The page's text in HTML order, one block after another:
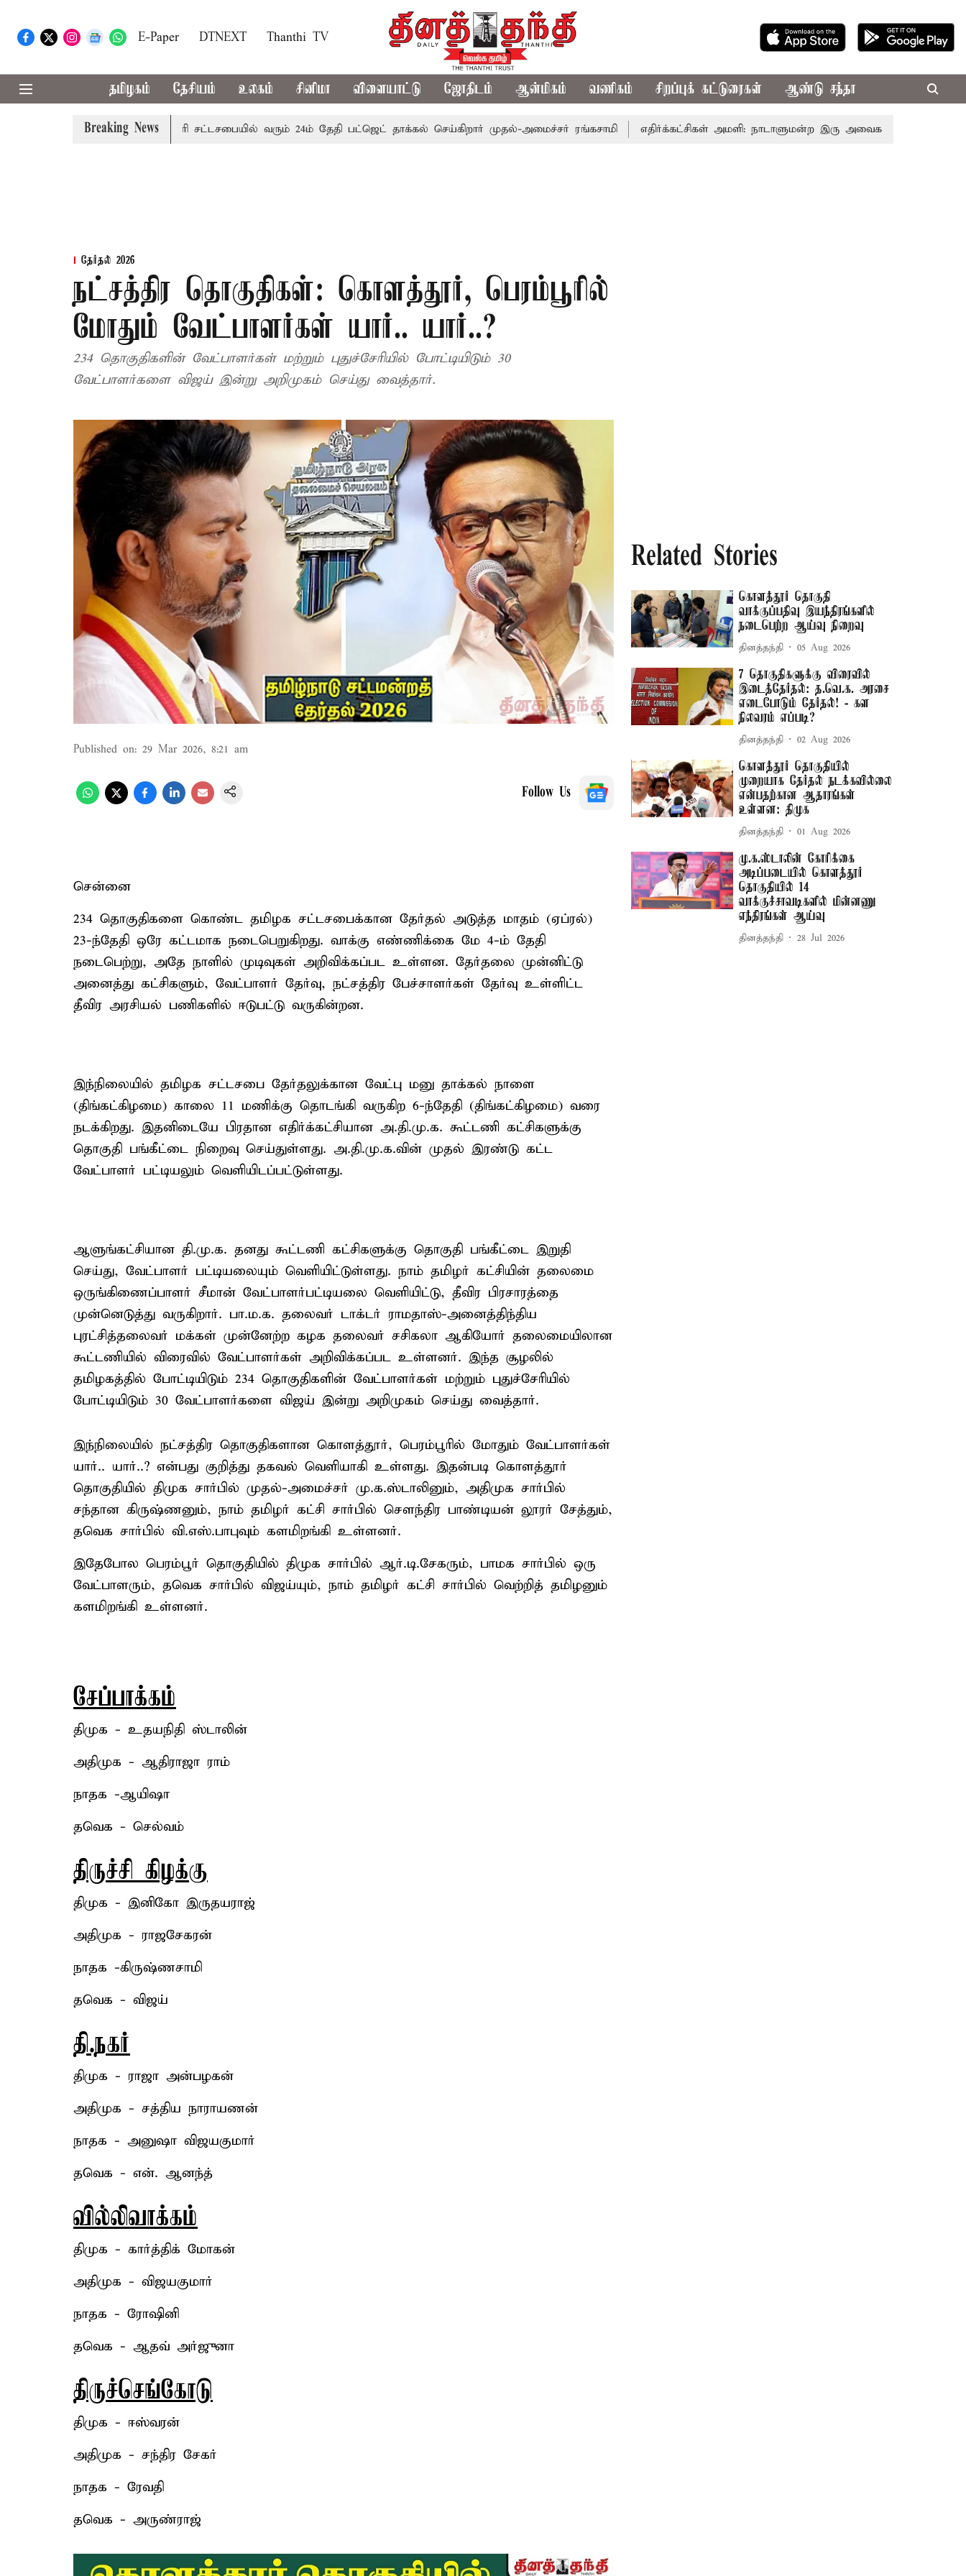
E-Paper DTNEXT Thanthi TV
தமிழகம் தேசியம் உலகம் சினிமா விளையாட்டு ஜோதிடம் ஆன்மிகம் வணிகம் சிறப்புக் கட்டுரைகள் ஆண்டு சந்தா
Breaking News
புதுச்சேரி சட்டசபையில் வரும் 24ம் தேதி பட்ஜெட் தாக்கல் செய்கிறார் முதல்-அமைச்சர் ரங்கசாமி எதிர்க்கட்சிகள் அமளி: நாடாளுமன்ற இரு அவைகளும் திங்கள்கிழமை வரை
தேர்தல் 2026
நட்சத்திர தொகுதிகள்: கொளத்தூர், பெரம்பூரில்
மோதும் வேட்பாளர்கள் யார்.. யார்..?
234 தொகுதிகளின் வேட்பாளர்கள் மற்றும் புதுச்சேரியில் போட்டியிடும் 30
வேட்பாளர்களை விஜய் இன்று அறிமுகம் செய்து வைத்தார்.
Published on: 29 Mar 2026, 8:21 am
Follow Us
சென்னை
234 தொகுதிகளை கொண்ட தமிழக சட்டசபைக்கான தேர்தல் அடுத்த மாதம் (ஏப்ரல்)
23-ந்தேதி ஒரே கட்டமாக நடைபெறுகிறது. வாக்கு எண்ணிக்கை மே 4-ம் தேதி
நடைபெற்று, அதே நாளில் முடிவுகள் அறிவிக்கப்பட உள்ளன. தேர்தலை முன்னிட்டு
அனைத்து கட்சிகளும், வேட்பாளர் தேர்வு, நட்சத்திர பேச்சாளர்கள் தேர்வு உள்ளிட்ட
தீவிர அரசியல் பணிகளில் ஈடுபட்டு வருகின்றன.
இந்நிலையில் தமிழக சட்டசபை தேர்தலுக்கான வேட்பு மனு தாக்கல் நாளை
(திங்கட்கிழமை) காலை 11 மணிக்கு தொடங்கி வருகிற 6-ந்தேதி (திங்கட்கிழமை) வரை
நடக்கிறது. இதனிடையே பிரதான எதிர்க்கட்சியான அ.தி.மு.க. கூட்டணி கட்சிகளுக்கு
தொகுதி பங்கீட்டை நிறைவு செய்துள்ளது. அ.தி.மு.க.வின் முதல் இரண்டு கட்ட
வேட்பாளர் பட்டியலும் வெளியிடப்பட்டுள்ளது.
ஆளுங்கட்சியான தி.மு.க. தனது கூட்டணி கட்சிகளுக்கு தொகுதி பங்கீட்டை இறுதி
செய்து, வேட்பாளர் பட்டியலையும் வெளியிட்டுள்ளது. நாம் தமிழர் கட்சியின் தலைமை
ஒருங்கிணைப்பாளர் சீமான் வேட்பாளர்பட்டியலை வெளியிட்டு, தீவிர பிரசாரத்தை
முன்னெடுத்து வருகிறார். பா.ம.க. தலைவர் டாக்டர் ராமதாஸ்-அனைத்திந்திய
புரட்சித்தலைவர் மக்கள் முன்னேற்ற கழக தலைவர் சசிகலா ஆகியோர் தலைமையிலான
கூட்டணியில் விரைவில் வேட்பாளர்கள் அறிவிக்கப்பட உள்ளனர். இந்த சூழலில்
தமிழகத்தில் போட்டியிடும் 234 தொகுதிகளின் வேட்பாளர்கள் மற்றும் புதுச்சேரியில்
போட்டியிடும் 30 வேட்பாளர்களை விஜய் இன்று அறிமுகம் செய்து வைத்தார்.
இந்நிலையில் நட்சத்திர தொகுதிகளான கொளத்தூர், பெரம்பூரில் மோதும் வேட்பாளர்கள்
யார்.. யார்..? என்பது குறித்து தகவல் வெளியாகி உள்ளது. இதன்படி கொளத்தூர்
தொகுதியில் திமுக சார்பில் முதல்-அமைச்சர் மு.க.ஸ்டாலினும், அதிமுக சார்பில்
சந்தான கிருஷ்ணனும், நாம் தமிழர் கட்சி சார்பில் சௌந்திர பாண்டியன் லூரர் சேத்தும்,
தவெக சார்பில் வி.எஸ்.பாபுவும் களமிறங்கி உள்ளனர்.
இதேபோல பெரம்பூர் தொகுதியில் திமுக சார்பில் ஆர்.டி.சேகரும், பாமக சார்பில் ஒரு
வேட்பாளரும், தவெக சார்பில் விஜய்யும், நாம் தமிழர் கட்சி சார்பில் வெற்றித் தமிழனும்
களமிறங்கி உள்ளனர்.
சேப்பாக்கம்
திமுக - உதயநிதி ஸ்டாலின்
அதிமுக - ஆதிராஜா ராம்
நாதக -ஆயிஷா
தவெக - செல்வம்
திருச்சி கிழக்கு
திமுக - இனிகோ இருதயராஜ்
அதிமுக - ராஜசேகரன்
நாதக -கிருஷ்ணசாமி
தவெக - விஜய்
தி.நகர்
திமுக - ராஜா அன்பழகன்
அதிமுக - சத்திய நாராயணன்
நாதக - அனுஷா விஜயகுமார்
தவெக - என். ஆனந்த்
வில்லிவாக்கம்
திமுக - கார்த்திக் மோகன்
அதிமுக - விஜயகுமார்
நாதக - ரோஷினி
தவெக - ஆதவ் அர்ஜுனா
திருச்செங்கோடு
திமுக - ஈஸ்வரன்
அதிமுக - சந்திர சேகர்
நாதக - ரேவதி
தவெக - அருண்ராஜ்
Related Stories
கொளத்தூர் தொகுதி
வாக்குப்பதிவு இயந்திரங்களில்
நடைபெற்ற ஆய்வு நிறைவு
தினத்தந்தி 05 Aug 2026
7 தொகுதிகளுக்கு விரைவில்
இடைத்தேர்தல்: த.வெ.க. அரசை
எடைபோடும் தேர்தல்! - கள
நிலவரம் எப்படி?
தினத்தந்தி 02 Aug 2026
கொளத்தூர் தொகுதியில்
முறையாக தேர்தல் நடக்கவில்லை
என்பதற்கான ஆதாரங்கள்
உள்ளன: திமுக
தினத்தந்தி 01 Aug 2026
மு.க.ஸ்டாலின் கோரிக்கை
அடிப்படையில் கொளத்தூர்
தொகுதியில் 14
வாக்குச்சாவடிகளில் மின்னணு
எந்திரங்கள் ஆய்வு
தினத்தந்தி 28 Jul 2026